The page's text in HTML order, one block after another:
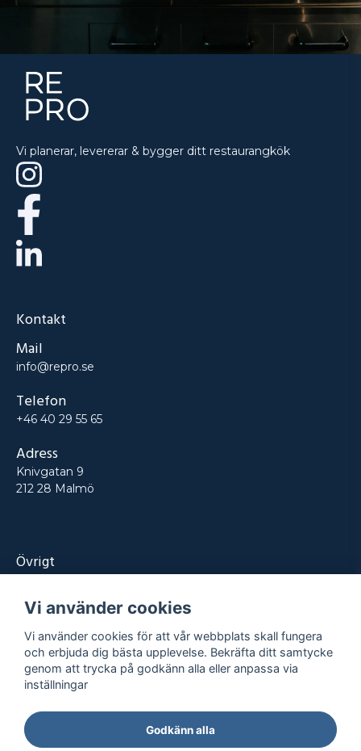
Vi planerar, levererar & bygger ditt restaurangkök
Kontakt
Mail
info@repro.se
Telefon
+46 40 29 55 65
Adress
Knivgatan 9
212 28 Malmö
Övrigt
Tjänster
Kontakt
Projekt
Vi använder cookies
Vi använder cookies för att vår webbplats skall fungera
och erbjuda dig bästa upplevelse. Bekräfta ditt samtycke
genom att trycka på godkänn alla eller anpassa via
inställningar
Godkänn alla